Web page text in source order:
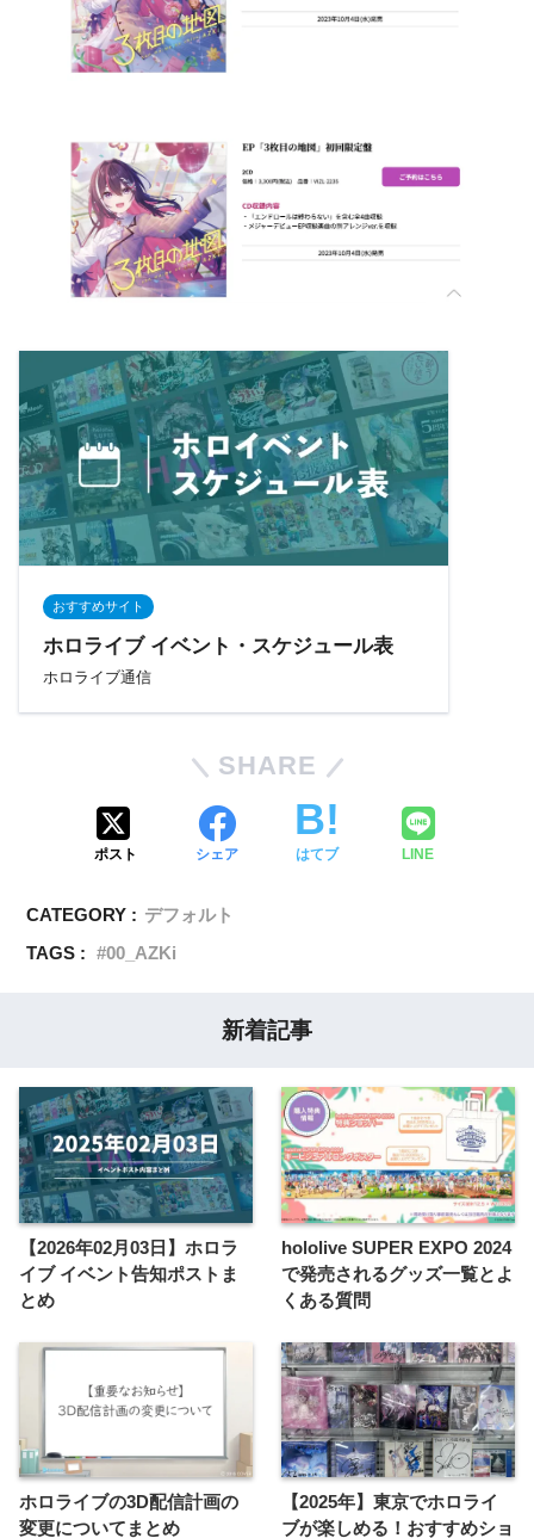
おすすめサイト
ホロライブ イベント・スケジュール表
ホロライブ通信
SHARE
ポスト シェア はてブ LINE
CATEGORY : デフォルト
TAGS :
00_AZKi
新着記事
【2026年02月03日】ホロラ
イブ イベント告知ポストま
とめ
hololive SUPER EXPO 2024
で発売されるグッズ一覧とよ
くある質問
ホロライブの3D配信計画の
変更についてまとめ
【2025年】東京でホロライ
ブが楽しめる！おすすめショ